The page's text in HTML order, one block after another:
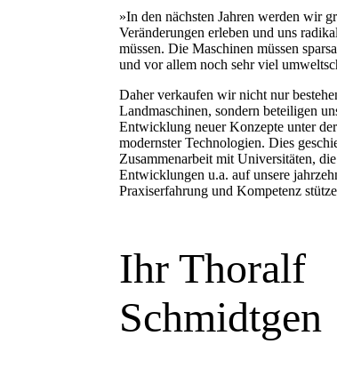
»In den nächsten Jahren werden wir
Veränderungen erleben und uns
müssen. Die Maschinen müssen
und vor allem noch sehr viel
Daher verkaufen wir nicht nur
Landmaschinen, sondern beteiligen
Entwicklung neuer Konzepte unter
modernster Technologien. Dies
Zusammenarbeit mit Universitäten,
Entwicklungen u.a. auf unsere
Praxiserfahrung und Kompetenz
Ihr Thoralf
Schmidtgen